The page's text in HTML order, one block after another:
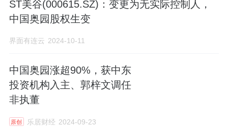
ST美谷(000615.SZ)：变更为无实际控制人，
中国奥园股权生变
界面有连云 2024-10-11
中国奥园涨超90%，获中东
投资机构入主、郭梓文调任
非执董
原创 乐居财经 2024-09-23